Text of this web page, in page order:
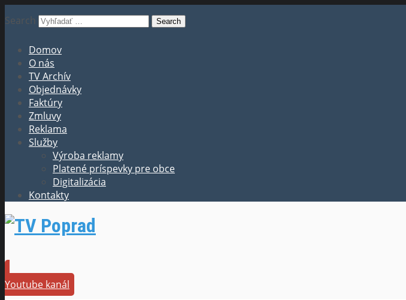
Search
Domov
O nás
TV Archív
Objednávky
Faktúry
Zmluvy
Reklama
Služby
Výroba reklamy
Platené príspevky pre obce
Digitalizácia
Kontakty
Youtube kanál